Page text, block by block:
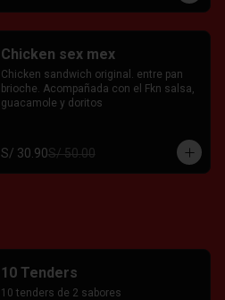
Chicken sex mex
Chicken sandwich original. entre pan
brioche. Acompañada con el Fkn salsa,
guacamole y doritos
S/ 30.90S/ 50.00
10 Tenders
10 tenders de 2 sabores